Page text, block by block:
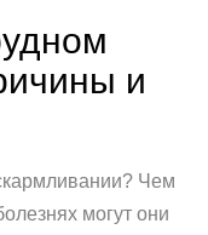
и
Чем
могут они